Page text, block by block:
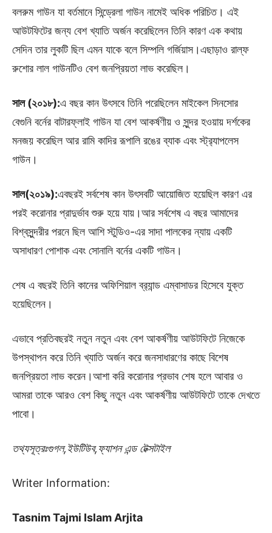
বলরুম গাউন যা বর্তমানে সিন্ড্রেলা গাউন নামেই অধিক পরিচিত। এই
আউটফিটের জন্য বেশ খ্যাতি অর্জন করেছিলেন তিনি কারণ এক কথায়
সেদিন তার লুকটি ছিল এমন যাকে বলে সিম্পলি গর্জিয়াস।এছাড়াও রাল্ফ
রুশোর লাল গাউনটিও বেশ জনপ্রিয়তা লাভ করেছিল।
সাল (২০১৮):এ বছর কান উৎসবে তিনি পরেছিলেন মাইকেল সিনসোর
বেগুনি বর্নের বাটারফ্লাই গাউন যা বেশ আকর্ষণীয় ও সুন্দর হওয়ায় দর্শকের
মনজয় করেছিল আর রামি কাদির রূপালি রঙের ব্যাক এবং স্ট্র‍্যাপলেস
গাউন।
সাল(২০১৯):এবছরই সর্বশেষ কান উৎসবটি আয়োজিত হয়েছিল কারণ এর
পরই করোনার প্রাদুর্ভাব শুরু হয়ে যায়।আর সর্বশেষ এ বছর আমাদের
বিশ্বসুন্দরীর পরনে ছিল আশি স্টুডিও-এর সাদা পালকের ন্যায় একটি
অসাধারণ পোশাক এবং সোনালি বর্নের একটি গাউন।
শেষ এ বছরই তিনি কানের অফিশিয়াল ব্র‍্যান্ড এম্বাসাডর হিসেবে যুক্ত
হয়েছিলেন।
এভাবে প্রতিবছরই নতুন নতুন এবং বেশ আকর্ষণীয় আউটফিটে নিজেকে
উপস্থাপন করে তিনি খ্যাতি অর্জন করে জনসাধারণের কাছে বিশেষ
জনপ্রিয়তা লাভ করেন।আশা করি করোনার প্রভাব শেষ হলে আবার ও
আমরা তাকে আরও বেশ কিছু নতুন এবং আকর্ষণীয় আউটফিটে তাকে দেখতে
পাবো।
তথ্যসূত্রঃগুগল,ইউটিউব,ফ্যাশন এন্ড টেক্সটাইল
Writer Information:
Tasnim Tajmi Islam Arjita